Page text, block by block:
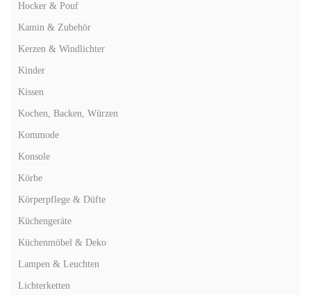
Hocker & Pouf
Kamin & Zubehör
Kerzen & Windlichter
Kinder
Kissen
Kochen, Backen, Würzen
Kommode
Konsole
Körbe
Körperpflege & Düfte
Küchengeräte
Küchenmöbel & Deko
Lampen & Leuchten
Lichterketten